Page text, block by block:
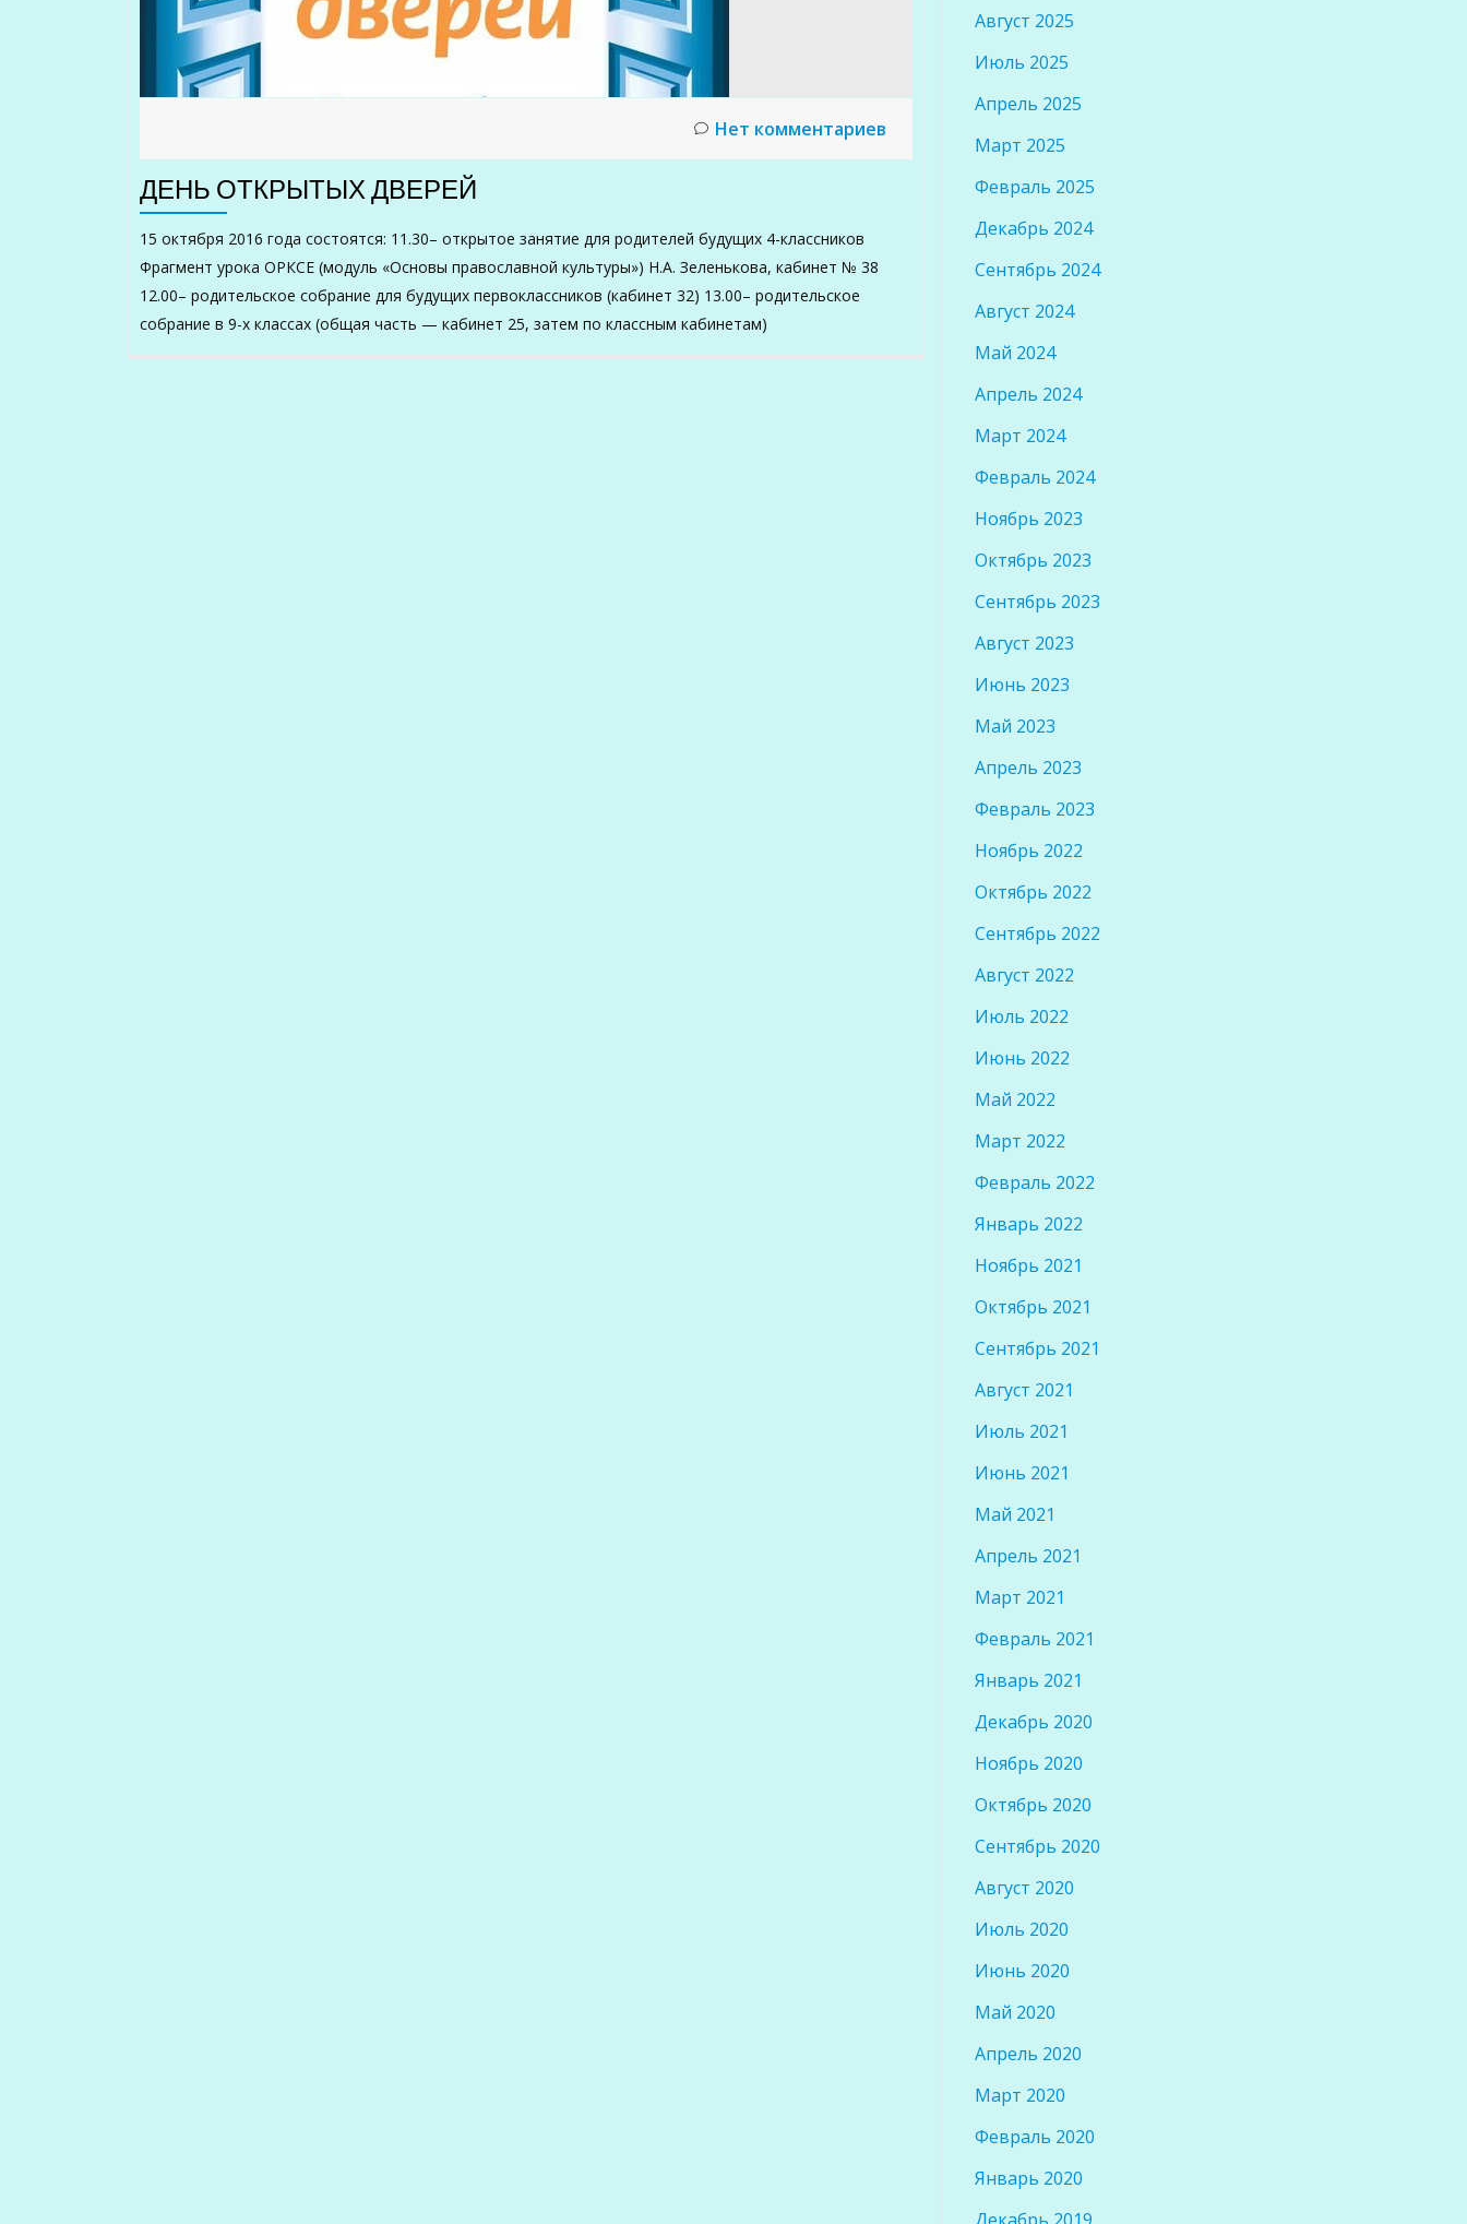
Нет комментариев
ДЕНЬ ОТКРЫТЫХ ДВЕРЕЙ
15 октября 2016 года состоятся: 11.30– открытое занятие для родителей будущих 4-классников
Фрагмент урока ОРКСЕ (модуль «Основы православной культуры») Н.А. Зеленькова, кабинет № 38
12.00– родительское собрание для будущих первоклассников (кабинет 32) 13.00– родительское
собрание в 9-х классах (общая часть — кабинет 25, затем по классным кабинетам)
Август 2025
Июль 2025
Апрель 2025
Март 2025
Февраль 2025
Декабрь 2024
Сентябрь 2024
Август 2024
Май 2024
Апрель 2024
Март 2024
Февраль 2024
Ноябрь 2023
Октябрь 2023
Сентябрь 2023
Август 2023
Июнь 2023
Май 2023
Апрель 2023
Февраль 2023
Ноябрь 2022
Октябрь 2022
Сентябрь 2022
Август 2022
Июль 2022
Июнь 2022
Май 2022
Март 2022
Февраль 2022
Январь 2022
Ноябрь 2021
Октябрь 2021
Сентябрь 2021
Август 2021
Июль 2021
Июнь 2021
Май 2021
Апрель 2021
Март 2021
Февраль 2021
Январь 2021
Декабрь 2020
Ноябрь 2020
Октябрь 2020
Сентябрь 2020
Август 2020
Июль 2020
Июнь 2020
Май 2020
Апрель 2020
Март 2020
Февраль 2020
Январь 2020